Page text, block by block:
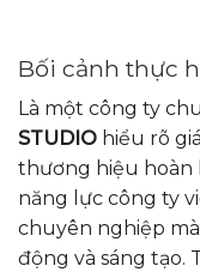
Bối cảnh thực
Là một công ty
STUDIO hiểu rõ
thương hiệu hoàn
năng lực công ty
chuyên nghiệp
động và sáng tạo.